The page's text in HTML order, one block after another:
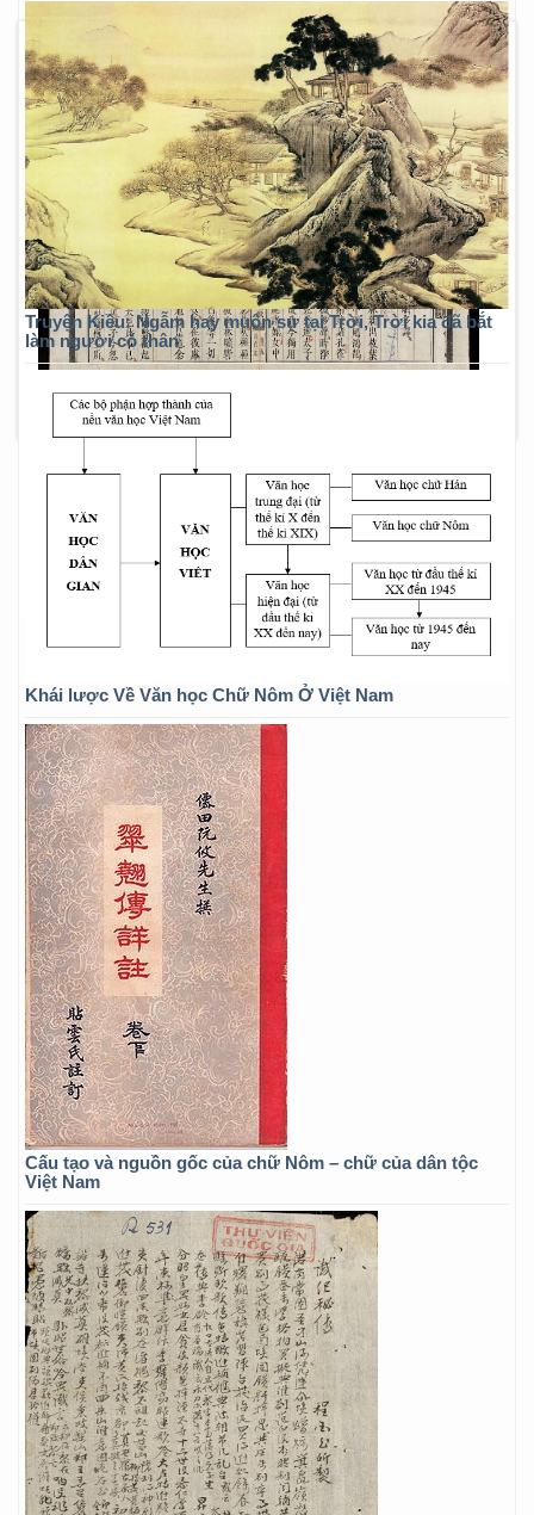
Truyện Kiều: Ngẫm hay muôn sự tại Trời, Trời kia đã bắt
làm người có thân
Khái lược Về Văn học Chữ Nôm Ở Việt Nam
Cấu tạo và nguồn gốc của chữ Nôm – chữ của dân tộc
Việt Nam